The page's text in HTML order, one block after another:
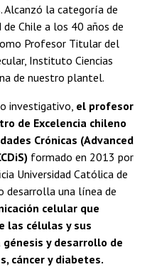
Alcanzó la categoría de
Chile a los 40 años de
Profesor Titular del
Instituto Ciencias
de nuestro plantel.
investigativo, el profesor
de Excelencia chileno
Crónicas (Advanced
formado en 2013 por
Universidad Católica de
desarrolla una línea de
celular que
las células y sus
y desarrollo de
cáncer y diabetes.